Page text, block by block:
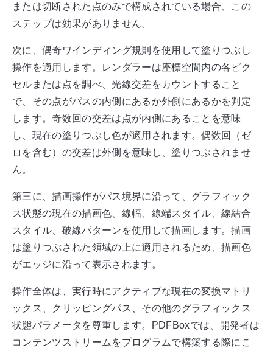
または切断された点のみで構成されている場合、この
ステップは効果がありません。
次に、偶奇ワインディング規則を使用して塗りつぶし
操作を適用します。レンダラーは座標空間内の各ピク
セルまたは点を調べ、光線交差をカウントすること
で、その点がパスの内側にあるか外側にあるかを判定
します。奇数回の交差は点が内側にあることを意味
し、現在の塗りつぶし色が適用されます。偶数回（ゼ
ロを含む）の交差は外側を意味し、塗りつぶされませ
ん。
第三に、描画操作がパス境界に沿って、グラフィック
ス状態の現在の描画色、線幅、線端スタイル、線結合
スタイル、破線パターンを使用して描画します。描画
は塗りつぶされた領域の上に適用されるため、描画色
がエッジに沿って表示されます。
操作全体は、実行時にアクティブな現在の変換マトリ
ックス、クリッピングパス、その他のグラフィックス
状態パラメータを尊重します。PDFBoxでは、開発者は
コンテンツストリームをプログラムで構築する際にこ